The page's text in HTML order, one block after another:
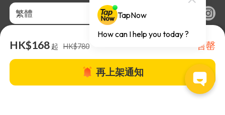
HK$168 起 HK$780 售罄
再上架通知
繁體
關於TapNow |TapNow Blog |加入成為合作夥伴|網站條款 |幫助